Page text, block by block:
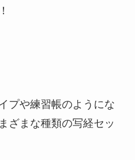
プや練習帳のようにな
ざまな種類の写経セッ